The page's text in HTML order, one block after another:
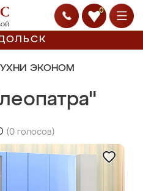
0
ЭКОНОМ
(0 голосов)